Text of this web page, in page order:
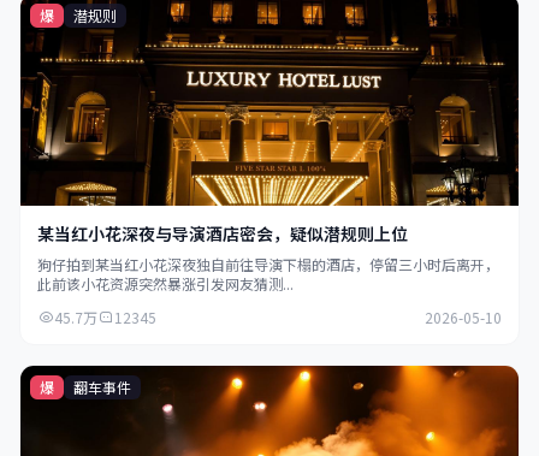
爆 潜规则
某当红小花深夜与导演酒店密会，疑似潜规则上位
狗仔拍到某当红小花深夜独自前往导演下榻的酒店，停留三小时后离开，
此前该小花资源突然暴涨引发网友猜测...
45.7万
12345 2026-05-10
爆 翻车事件